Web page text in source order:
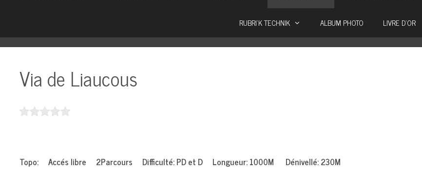
RUBRI’K TECHNIK ALBUM PHOTO LIVRE D’OR
Via de Liaucous
Topo: Accés libre 2Parcours Difficulté: PD et D Longueur: 1000M Dénivellé: 230M